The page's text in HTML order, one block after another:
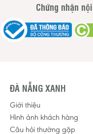
Chứng nhận
ĐÀ NẴNG XANH
Giới thiệu
Hình ảnh khách hàng
Câu hỏi thường gặp